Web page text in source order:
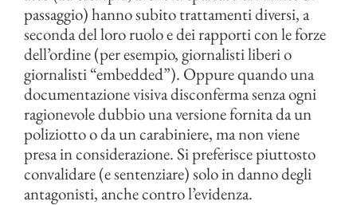
passaggio) hanno subito trattamenti diversi, a
seconda del loro ruolo e dei rapporti con le forze
dell’ordine (per esempio, giornalisti liberi o
giornalisti “embedded”). Oppure quando una
documentazione visiva disconferma senza ogni
ragionevole dubbio una versione fornita da un
poliziotto o da un carabiniere, ma non viene
presa in considerazione. Si preferisce piuttosto
convalidare (e sentenziare) solo in danno degli
antagonisti, anche contro l’evidenza.